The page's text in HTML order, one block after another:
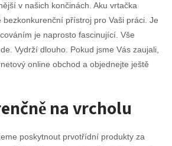
v našich končinách. Aku vrtačka
bezkonkurenční přístroj pro Vaši práci. Je
je naprosto fascinující. Vše
Vydrží dlouho. Pokud jsme Vás zaujali,
online obchod a objednejte ještě
na vrcholu
poskytnout prvotřídní produkty za